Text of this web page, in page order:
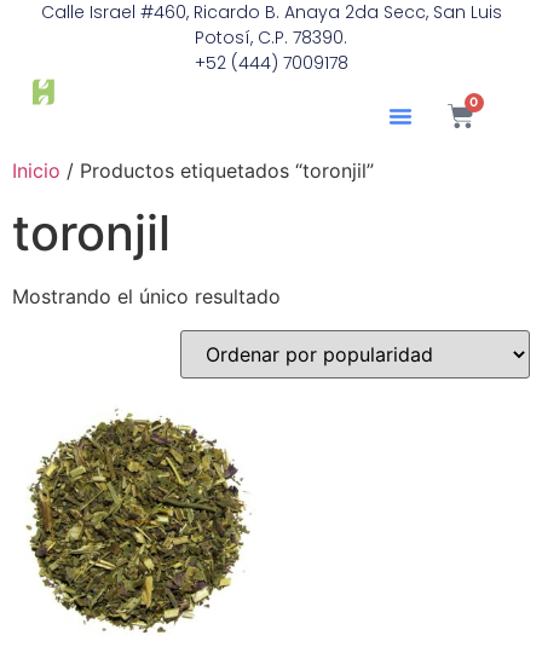
Calle Israel #460, Ricardo B. Anaya 2da Secc, San Luis
Potosí, C.P. 78390.
+52 (444) 7009178
0
Inicio / Productos etiquetados “toronjil”
toronjil
Mostrando el único resultado